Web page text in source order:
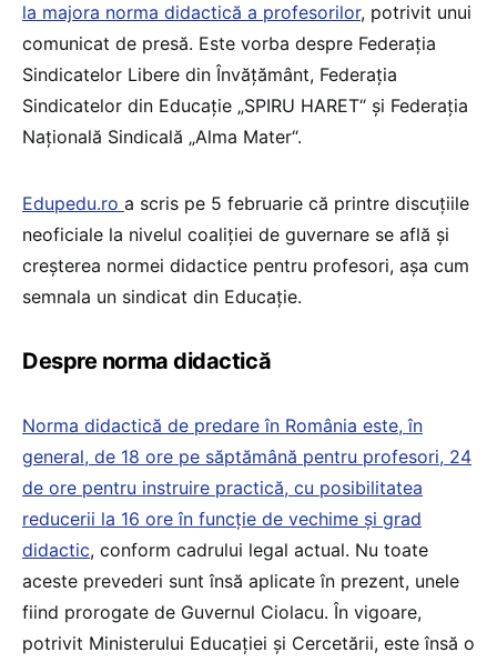
la majora norma didactică a profesorilor, potrivit unui
comunicat de presă. Este vorba despre Federația
Sindicatelor Libere din Învățământ, Federația
Sindicatelor din Educație „SPIRU HARET“ și Federația
Națională Sindicală „Alma Mater“.
Edupedu.ro a scris pe 5 februarie că printre discuțiile
neoficiale la nivelul coaliției de guvernare se află și
creșterea normei didactice pentru profesori, așa cum
semnala un sindicat din Educație.
Despre norma didactică
Norma didactică de predare în România este, în
general, de 18 ore pe săptămână pentru profesori, 24
de ore pentru instruire practică, cu posibilitatea
reducerii la 16 ore în funcție de vechime și grad
didactic, conform cadrului legal actual. Nu toate
aceste prevederi sunt însă aplicate în prezent, unele
fiind prorogate de Guvernul Ciolacu. În vigoare,
potrivit Ministerului Educației și Cercetării, este însă o